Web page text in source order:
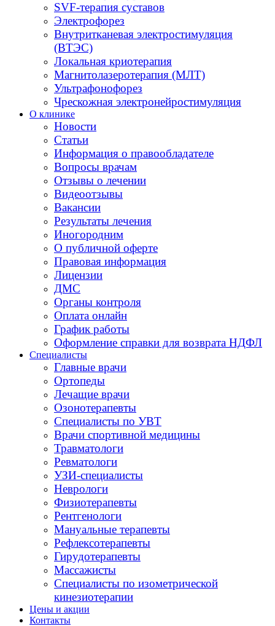
SVF-терапия суставов
Электрофорез
Внутритканевая электростимуляция
(ВТЭС)
Локальная криотерапия
Магнитолазеротерапия (МЛТ)
Ультрафонофорез
Чрескожная электронейростимуляция
О клинике
Новости
Статьи
Информация о правообладателе
Вопросы врачам
Отзывы о лечении
Видеоотзывы
Вакансии
Результаты лечения
Иногородним
О публичной оферте
Правовая информация
Лицензии
ДМС
Органы контроля
Оплата онлайн
График работы
Оформление справки для возврата НДФЛ
Специалисты
Главные врачи
Ортопеды
Лечащие врачи
Озонотерапевты
Специалисты по УВТ
Врачи спортивной медицины
Травматологи
Ревматологи
УЗИ-специалисты
Неврологи
Физиотерапевты
Рентгенологи
Мануальные терапевты
Рефлексотерапевты
Гирудотерапевты
Массажисты
Специалисты по изометрической
кинезиотерапии
Цены и акции
Контакты